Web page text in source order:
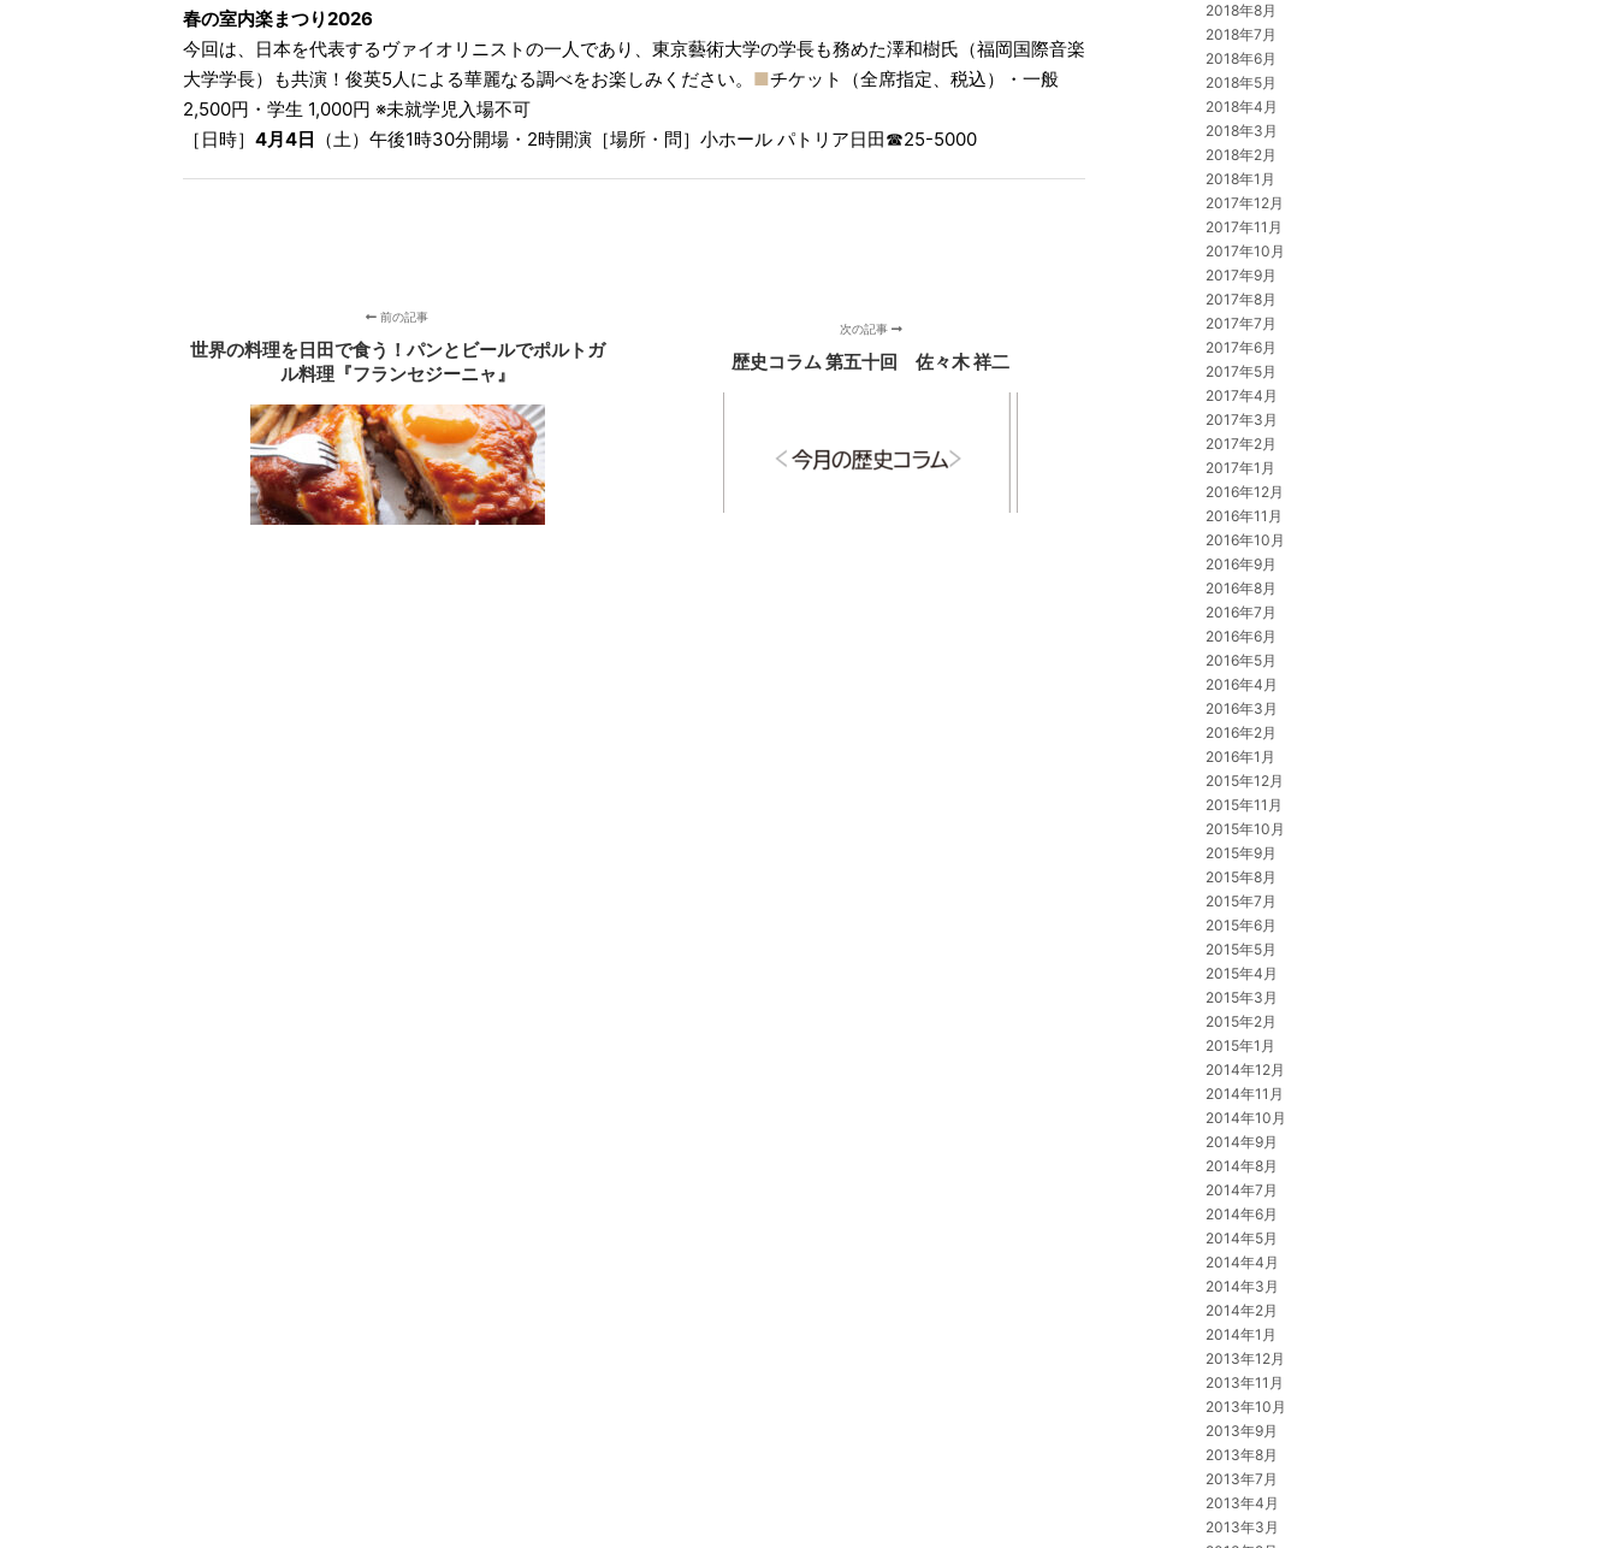
春の室内楽まつり2026
今回は、日本を代表するヴァイオリニストの一人であり、東京藝術大学の学長も務めた澤和樹氏（福岡国際音楽
大学学長）も共演！俊英5人による華麗なる調べをお楽しみください。 ■チケット（全席指定、税込）・一般
2,500円・学生 1,000円 ※未就学児入場不可
［日時］ 4月4日 （土）午後1時30分開場・2時開演［場所・問］小ホール パトリア日田☎︎25-5000
前の記事
世界の料理を日田で食う！パンとビールでポルトガ
ル料理『フランセジーニャ』
次の記事
歴史コラム 第五十回 佐々木 祥二
2018年8月
2018年7月
2018年6月
2018年5月
2018年4月
2018年3月
2018年2月
2018年1月
2017年12月
2017年11月
2017年10月
2017年9月
2017年8月
2017年7月
2017年6月
2017年5月
2017年4月
2017年3月
2017年2月
2017年1月
2016年12月
2016年11月
2016年10月
2016年9月
2016年8月
2016年7月
2016年6月
2016年5月
2016年4月
2016年3月
2016年2月
2016年1月
2015年12月
2015年11月
2015年10月
2015年9月
2015年8月
2015年7月
2015年6月
2015年5月
2015年4月
2015年3月
2015年2月
2015年1月
2014年12月
2014年11月
2014年10月
2014年9月
2014年8月
2014年7月
2014年6月
2014年5月
2014年4月
2014年3月
2014年2月
2014年1月
2013年12月
2013年11月
2013年10月
2013年9月
2013年8月
2013年7月
2013年4月
2013年3月